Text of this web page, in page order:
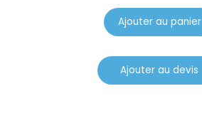
Ajouter au panier
Ajouter au devis